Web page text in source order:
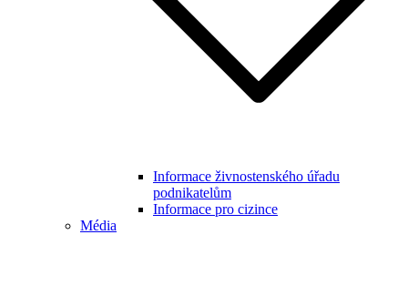
Informace živnostenského úřadu
podnikatelům
Informace pro cizince
Média